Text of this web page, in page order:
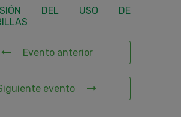
DEL USO DE
Evento anterior
evento